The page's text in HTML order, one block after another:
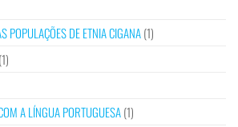
POPULAÇÕES DE ETNIA CIGANA(1)
(1)
A LÍNGUA PORTUGUESA(1)